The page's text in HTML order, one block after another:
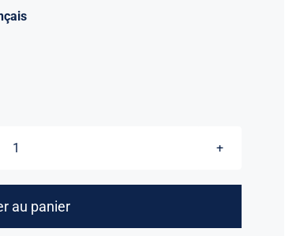
quantité
Règlement
au panier